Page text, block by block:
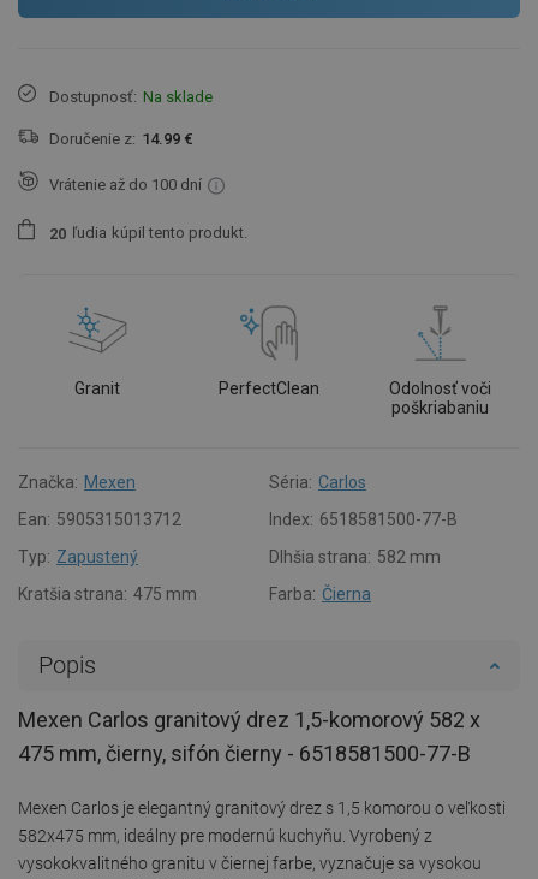
Dostupnosť: Na sklade
Doručenie z: 14.99 €
Vrátenie až do 100 dní
20 ľudia kúpil tento produkt.
Granit PerfectClean
Odolnosť voči
poškriabaniu
Značka: Mexen Séria: Carlos
Ean: 5905315013712 Index: 6518581500-77-B
Typ: Zapustený Dlhšia strana: 582 mm
Kratšia strana: 475 mm Farba: Čierna
Popis
Mexen Carlos granitový drez 1,5-komorový 582 x
475 mm, čierny, sifón čierny - 6518581500-77-B
Mexen Carlos je elegantný granitový drez s 1,5 komorou o veľkosti
582x475 mm, ideálny pre modernú kuchyňu. Vyrobený z
vysokokvalitného granitu v čiernej farbe, vyznačuje sa vysokou